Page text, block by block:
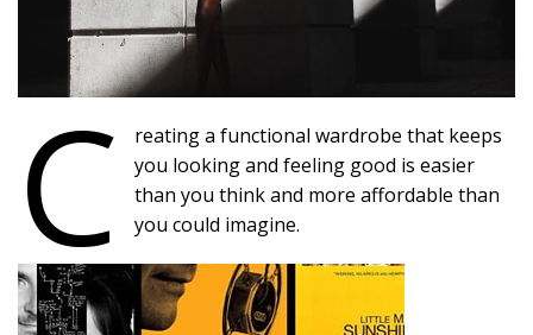
C
reating a functional wardrobe that keeps
you looking and feeling good is easier
than you think and more affordable than
you could imagine.